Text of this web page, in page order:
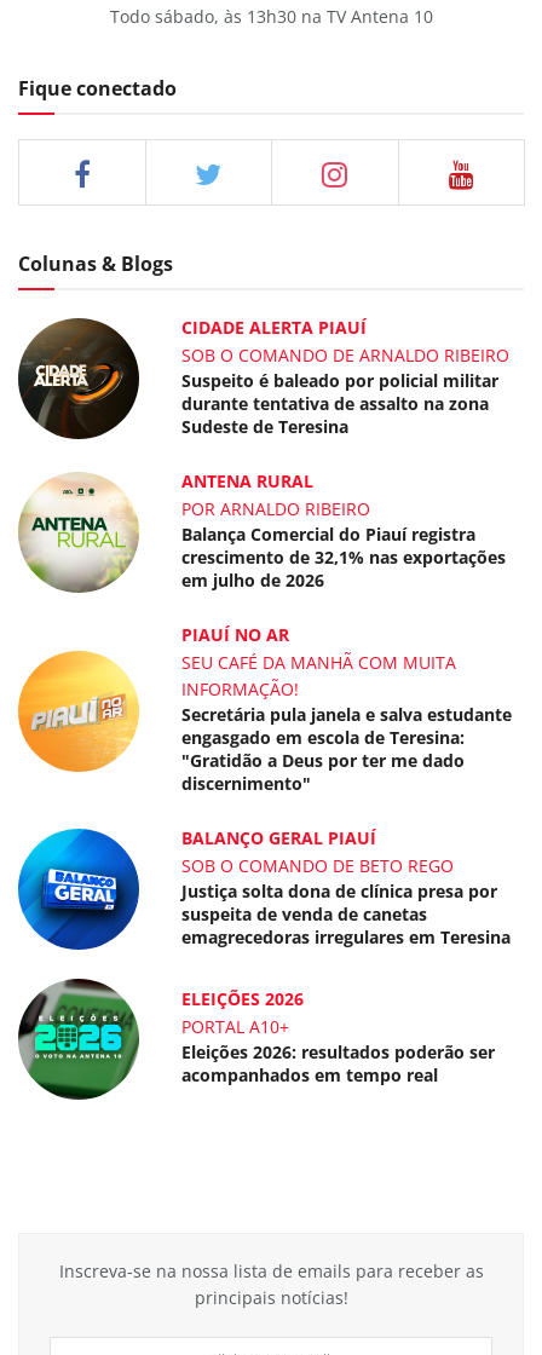
Todo sábado, às 13h30 na TV Antena 10
Fique conectado
Colunas & Blogs
CIDADE ALERTA PIAUÍ
SOB O COMANDO DE ARNALDO RIBEIRO
Suspeito é baleado por policial militar
durante tentativa de assalto na zona
Sudeste de Teresina
ANTENA RURAL
POR ARNALDO RIBEIRO
Balança Comercial do Piauí registra
crescimento de 32,1% nas exportações
em julho de 2026
PIAUÍ NO AR
SEU CAFÉ DA MANHÃ COM MUITA
INFORMAÇÃO!
Secretária pula janela e salva estudante
engasgado em escola de Teresina:
"Gratidão a Deus por ter me dado
discernimento"
BALANÇO GERAL PIAUÍ
SOB O COMANDO DE BETO REGO
Justiça solta dona de clínica presa por
suspeita de venda de canetas
emagrecedoras irregulares em Teresina
ELEIÇÕES 2026
PORTAL A10+
Eleições 2026: resultados poderão ser
acompanhados em tempo real
Inscreva-se na nossa lista de emails para receber as
principais notícias!